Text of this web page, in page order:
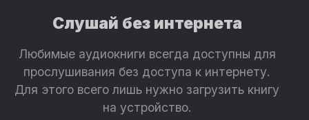
Слушай без интернета
Любимые аудиокниги всегда доступны для
прослушивания без доступа к интернету.
Для этого всего лишь нужно загрузить книгу
на устройство.